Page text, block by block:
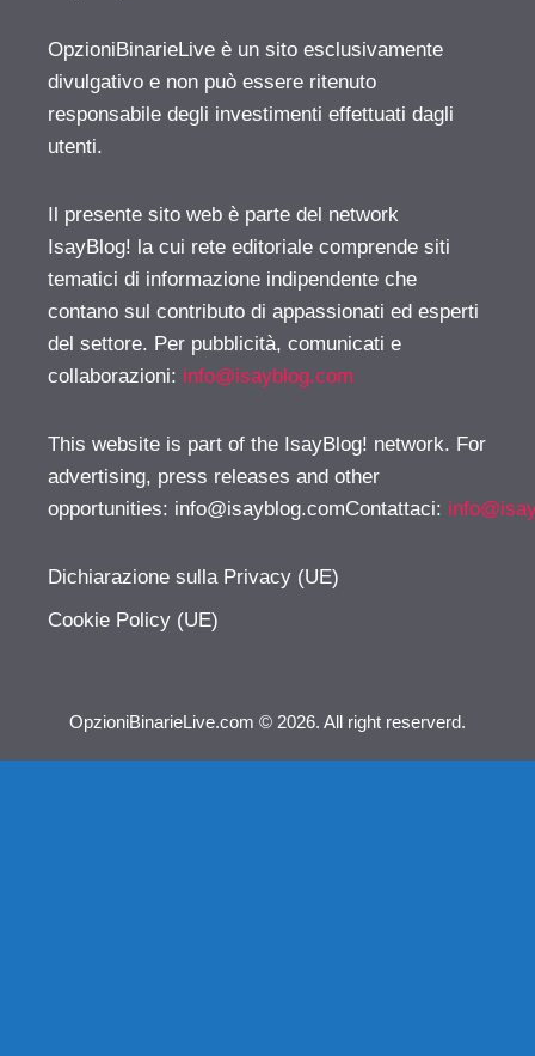
OpzioniBinarieLive è un sito esclusivamente
divulgativo e non può essere ritenuto
responsabile degli investimenti effettuati dagli
utenti.
Il presente sito web è parte del network
IsayBlog! la cui rete editoriale comprende siti
tematici di informazione indipendente che
contano sul contributo di appassionati ed esperti
del settore. Per pubblicità, comunicati e
collaborazioni: info@isayblog.com
This website is part of the IsayBlog! network. For
advertising, press releases and other
opportunities: info@isayblog.comContattaci:
Dichiarazione sulla Privacy (UE)
Cookie Policy (UE)
OpzioniBinarieLive.com © 2026. All right reserverd.